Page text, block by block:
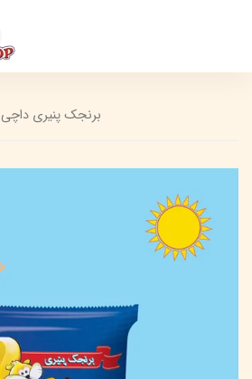
برنجک پنیری داچی